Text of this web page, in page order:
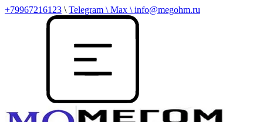
+79967216123 \ Telegram \ Max \ info@megohm.ru